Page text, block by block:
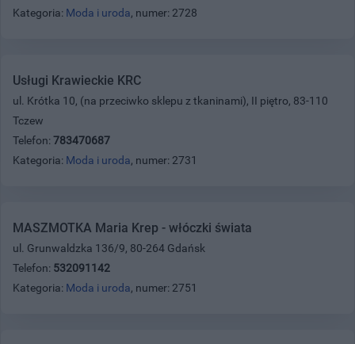
Kategoria: Moda i uroda, numer: 2728
Usługi Krawieckie KRC
ul. Krótka 10, (na przeciwko sklepu z tkaninami), II piętro, 83-110
Tczew
Telefon: 783470687
Kategoria: Moda i uroda, numer: 2731
MASZMOTKA Maria Krep - włóczki świata
ul. Grunwaldzka 136/9, 80-264 Gdańsk
Telefon: 532091142
Kategoria: Moda i uroda, numer: 2751